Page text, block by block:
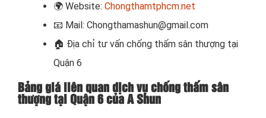
🌍 Website: Chongthamtphcm.net
📧 Mail: Chongthamashun@gmail.com
🏠 Địa chỉ tư vấn chống thấm sân thượng tại
Quận 6
Bảng giá liên quan dịch vụ chống thấm sân
thượng tại Quận 6 của A Shun